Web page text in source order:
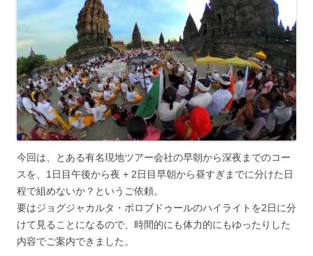
今回は、とある有名現地ツアー会社の早朝から深夜までのコー
スを、1日目午後から夜 + 2日目早朝から昼すぎまでに分けた日
程で組めないか？というご依頼。
要はジョグジャカルタ・ボロブドゥールのハイライトを2日に分
けて見ることになるので、時間的にも体力的にもゆったりした
内容でご案内できました。